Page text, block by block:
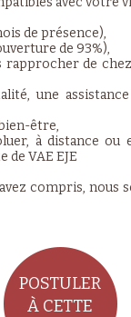
de présence),
de 93%),
de
une
être,
à distance
VAE EJE
compris, nous
POSTULER
À CETTE